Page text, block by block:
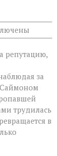
репутацию,
за
трудилась
в